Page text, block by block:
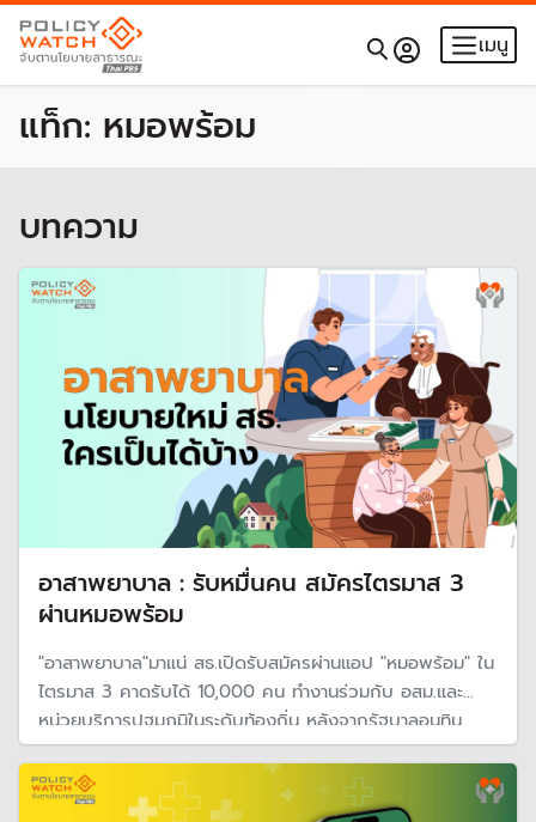
เมนู
แท็ก: หมอพร้อม
บทความ
อาสาพยาบาล : รับหมื่นคน สมัครไตรมาส 3
ผ่านหมอพร้อม
"อาสาพยาบาล"มาแน่ สธ.เปิดรับสมัครผ่านแอป "หมอพร้อม" ใน
ไตรมาส 3 คาดรับได้ 10,000 คน ทำงานร่วมกับ อสม.และ
หน่วยบริการปฐมภูมิในระดับท้องถิ่น หลังจากรัฐบาลอนุทิน
แถลงนโยบายเปลี่ยนจาก "พยาบาลอาสา" มาเป็น "อาสา
พยาบาล" มีค่าตอบแทนขั้นต่ำ 15,000 บาทต่อเดือน ขณะที่
นพ.สุภัทร ห่วงใช้งบและงานซ้ำซ้อน